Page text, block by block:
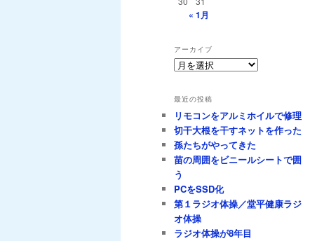
« 1月
アーカイブ
ア
イ
ブ
最近の投稿
リモコンをアルミホイルで修理
切干大根を干すネットを作った
孫たちがやってきた
苗の周囲をビニールシートで囲
う
PCをSSD化
第１ラジオ体操／堂平健康ラジ
オ体操
ラジオ体操が8年目